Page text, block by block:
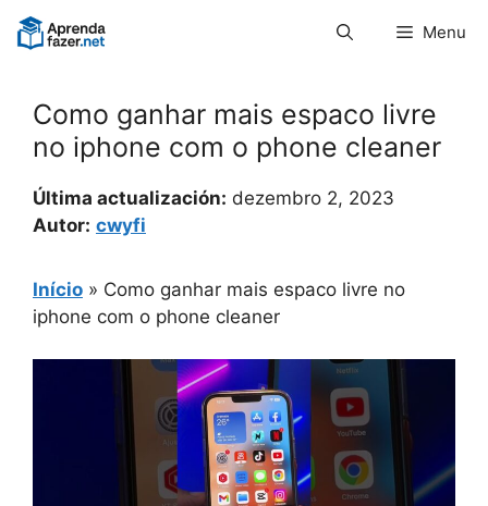
Pular
para
Menu
Como ganhar mais espaco livre
no iphone com o phone cleaner
Última actualización: dezembro 2, 2023
Autor: cwyfi
Início » Como ganhar mais espaco livre no
iphone com o phone cleaner